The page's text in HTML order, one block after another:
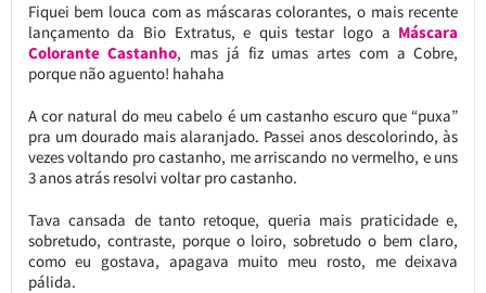
Fiquei bem louca com as máscaras colorantes, o mais recente
lançamento da Bio Extratus, e quis testar logo a Máscara
Colorante Castanho, mas já fiz umas artes com a Cobre,
porque não aguento! hahaha
A cor natural do meu cabelo é um castanho escuro que “puxa”
pra um dourado mais alaranjado. Passei anos descolorindo, às
vezes voltando pro castanho, me arriscando no vermelho, e uns
3 anos atrás resolvi voltar pro castanho.
Tava cansada de tanto retoque, queria mais praticidade e,
sobretudo, contraste, porque o loiro, sobretudo o bem claro,
como eu gostava, apagava muito meu rosto, me deixava
pálida.